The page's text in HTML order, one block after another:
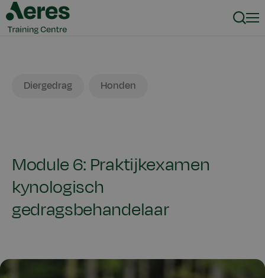
DierDiergedrag Gezelschapsdieren
Honden
Module 6: Praktijkexamen
kynologisch
gedragsbehandelaar